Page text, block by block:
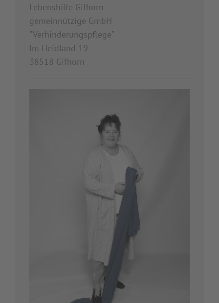
Lebenshilfe Gifhorn
gemeinnützige GmbH
"Verhinderungspflege"
Im Heidland 19
38518 Gifhorn